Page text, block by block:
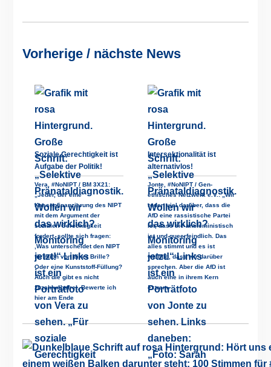
Vorherige / nächste News
Soziale Gerechtigkeit ist
Aufgabe der Politik!
Vera, #NoNIPT / BM 3X21:
„Jeder, der eine
Kassenfinanzierung des NIPT
mit dem Argument der
sozialen Gerechtigkeit
fordert, sollte sich fragen:
‚Was unterscheidet den NIPT
für mich von einer Brille?
Oder eine Kunststoff-Füllung?
Auch die gibt es nicht
zuzahlungsfrei. Bewerte ich
hier am Ende
Intersektionalität ist
alternativlos!
Jonte, #NoNIPT / Gen-
ethisches Netzwerk e.V.: „Wir
reden viel darüber, dass die
AfD eine rassistische Partei
ist, dass sie antifeministisch
ist und queerfeindlich. Das
alles stimmt und es ist
wichtig, dass wir darüber
sprechen. Aber die AfD ist
auch eine in ihrem Kern
extrem